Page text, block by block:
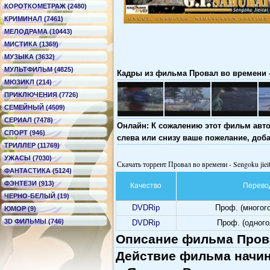
КОРОТКОМЕТРАЖ (2480)
КРИМИНАЛ (7461)
МЕЛОДРАМА (10443)
МИСТИКА (1369)
МУЗЫКА (3632)
МУЛЬТФИЛЬМ (4825)
МЮЗИКЛ (214)
ПРИКЛЮЧЕНИЯ (7726)
СЕМЕЙНЫЙ (4509)
СЕРИАЛ (7478)
СПОРТ (946)
ТРИЛЛЕР (11769)
УЖАСЫ (7030)
ФАНТАСТИКА (5124)
ФЭНТЕЗИ (913)
ЧЕРНО-БЕЛЫЙ (19)
ЮМОР (9)
3D ФИЛЬМЫ (746)
Кадры из фильма Провал во времени
Онлайн: К сожалению этот фильм
слева или снизу ваше пожелание,
Скачать торрент Провал во времени - Sengoku
Качество
DVDRip
Проф.
DVDRip
Проф.
Описание фильма
Действие фильма